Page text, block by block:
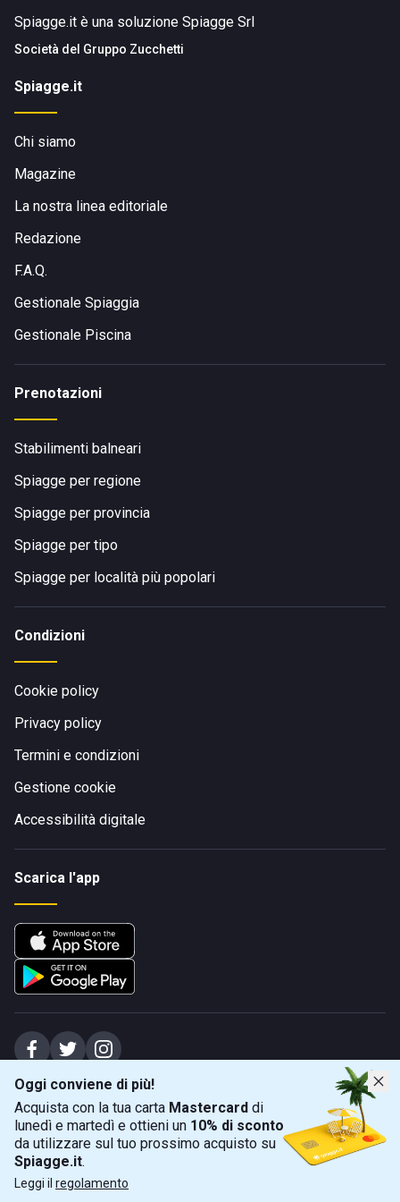
Oggi conviene di più!
Acquista con la tua carta Mastercard di
lunedì e martedì e ottieni un 10% di sconto
da utilizzare sul tuo prossimo acquisto su
Spiagge.it.
Leggi il regolamento
Spiagge.it è una soluzione Spiagge Srl
Società del Gruppo Zucchetti
Spiagge.it
Chi siamo
Magazine
La nostra linea editoriale
Redazione
F.A.Q.
Gestionale Spiaggia
Gestionale Piscina
Prenotazioni
Stabilimenti balneari
Spiagge per regione
Spiagge per provincia
Spiagge per tipo
Spiagge per località più popolari
Condizioni
Cookie policy
Privacy policy
Termini e condizioni
Gestione cookie
Accessibilità digitale
Scarica l'app
Spiagge Srl - Sede legale: Via Marecchiese 48, 47923 Rimini (RN), IT -
capitale sociale Euro 31245,57 - Iscritta al registro delle imprese di Rimini
Sede operativa: Via Flaminia 180, 47924 Rimini (RN), IT
+39 0541 772375
info@spiagge.it - p.i./c.f. 04536640404
© 2026 Spiagge Srl. Tutti i diritti riservati.